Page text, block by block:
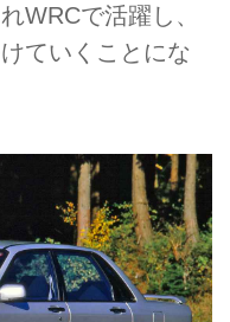
WRCで活躍し、
ていくことにな